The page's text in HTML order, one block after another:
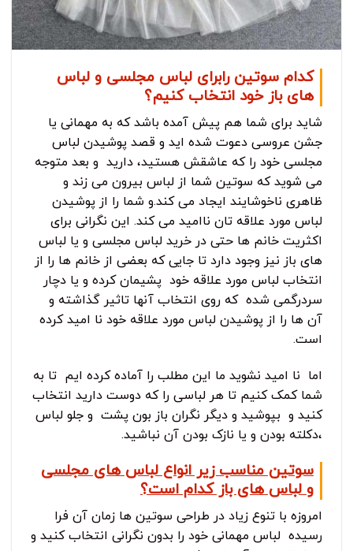
کدام سوتین رابرای لباس مجلسی و لباس
های باز خود انتخاب کنیم؟
شاید برای شما هم پیش آمده باشد که به مهمانی یا
جشن عروسی دعوت شده اید و قصد پوشیدن لباس
مجلسی خود را که عاشقش هستید، دارید و بعد متوجه
می شوید که سوتین شما از لباس بیرون می زند و
ظاهری ناخوشایند ایجاد می کند.و شما را از پوشیدن
لباس مورد علاقه تان ناامید می کند. این نگرانی برای
اکثریت خانم ها حتی در خرید لباس مجلسی و یا لباس
های باز نیز وجود دارد تا جایی که بعضی از خانم ها را از
انتخاب لباس مورد علاقه خود پشیمان کرده و یا دچار
سردرگمی شده که روی انتخاب آنها تاثیر گذاشته و
آن ها را از پوشیدن لباس مورد علاقه خود نا امید کرده
است.
اما نا امید نشوید ما این مطلب را آماده کرده ایم تا به
شما کمک کنیم تا هر لباسی را که دوست دارید انتخاب
کنید و بپوشید و دیگر نگران باز بون پشت و جلو لباس
،دکلته بودن و یا نازک بودن آن نباشید.
سوتین مناسب زیر انواع لباس های مجلسی
و لباس های باز کدام است؟
امروزه با تنوع زیاد در طراحی سوتین ها زمان آن فرا
رسیده لباس مهمانی خود را بدون نگرانی انتخاب کنید و